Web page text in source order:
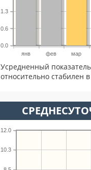
янв фев мар
0.0
0.6
1.3
Усредненный
относительно стабилен
10.3
12.0